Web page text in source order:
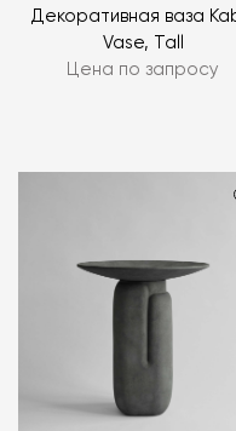
Декоративная ваза
Vase, Tall
Цена по запросу